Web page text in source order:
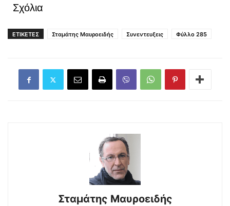
Σχόλια
ΕΤΙΚΕΤΕΣ Σταμάτης Μαυροειδής Συνεντευξεις Φύλλο 285
Σταμάτης Μαυροειδής